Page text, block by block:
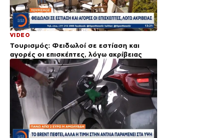
VIDEO
Τουρισμός: Φειδωλοί σε εστίαση και
αγορές οι επισκέπτες, λόγω ακρίβειας